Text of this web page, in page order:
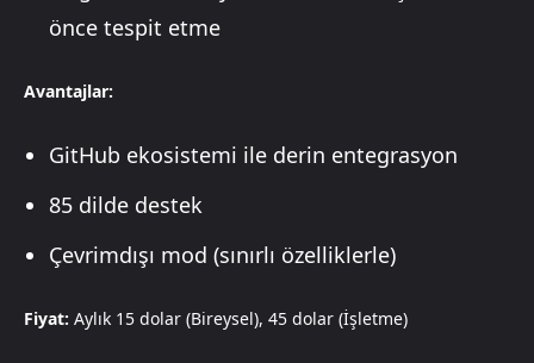
önce tespit etme
Avantajlar:
GitHub ekosistemi ile derin entegrasyon
85 dilde destek
Çevrimdışı mod (sınırlı özelliklerle)
Fiyat: Aylık 15 dolar (Bireysel), 45 dolar (İşletme)